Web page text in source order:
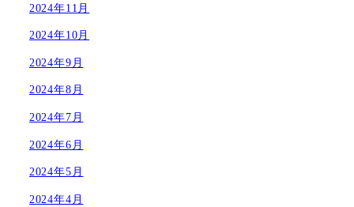
2024年11月
2024年10月
2024年9月
2024年8月
2024年7月
2024年6月
2024年5月
2024年4月